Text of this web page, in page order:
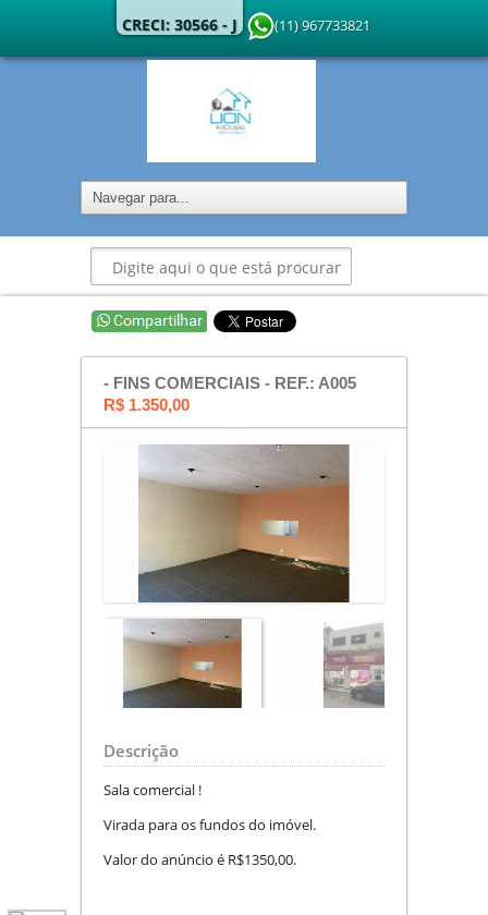
CRECI: 30566 - J (11) 967733821
- FINS COMERCIAIS - REF.: A005
R$ 1.350,00
Descrição
Sala comercial !
Virada para os fundos do imóvel.
Valor do anúncio é R$1350,00.